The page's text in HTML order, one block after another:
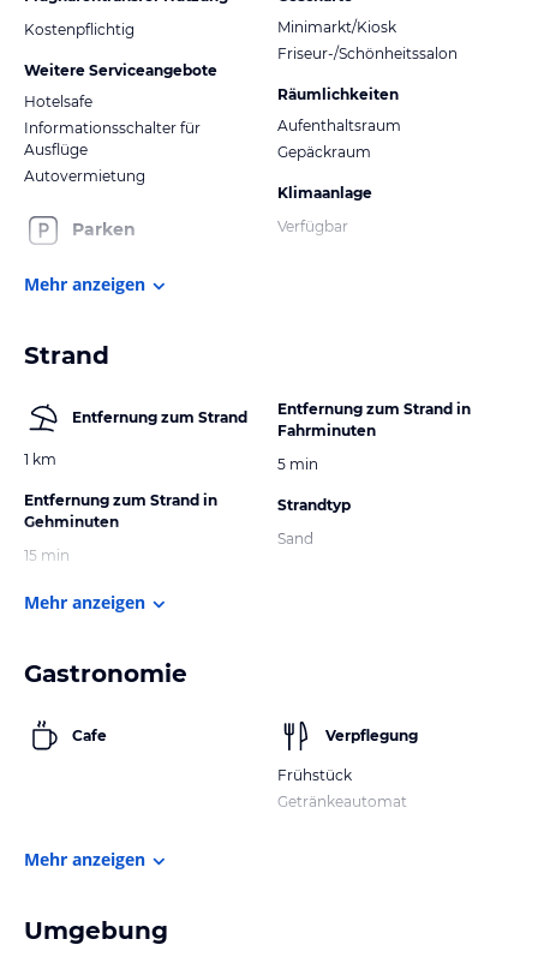
Kostenpflichtig
Weitere Serviceangebote
Hotelsafe
Informationsschalter für
Ausflüge
Autovermietung
Parken
Minimarkt/Kiosk
Friseur-/Schönheitssalon
Räumlichkeiten
Aufenthaltsraum
Gepäckraum
Klimaanlage
Verfügbar
Mehr anzeigen
Strand
Entfernung zum Strand
1 km
Entfernung zum Strand in
Gehminuten
15 min
Entfernung zum Strand in
Fahrminuten
5 min
Strandtyp
Sand
Mehr anzeigen
Gastronomie
Cafe Verpflegung
Frühstück
Getränkeautomat
Mehr anzeigen
Umgebung